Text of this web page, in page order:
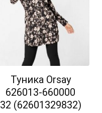
Туника Orsay
626013-660000
32 (62601329832)